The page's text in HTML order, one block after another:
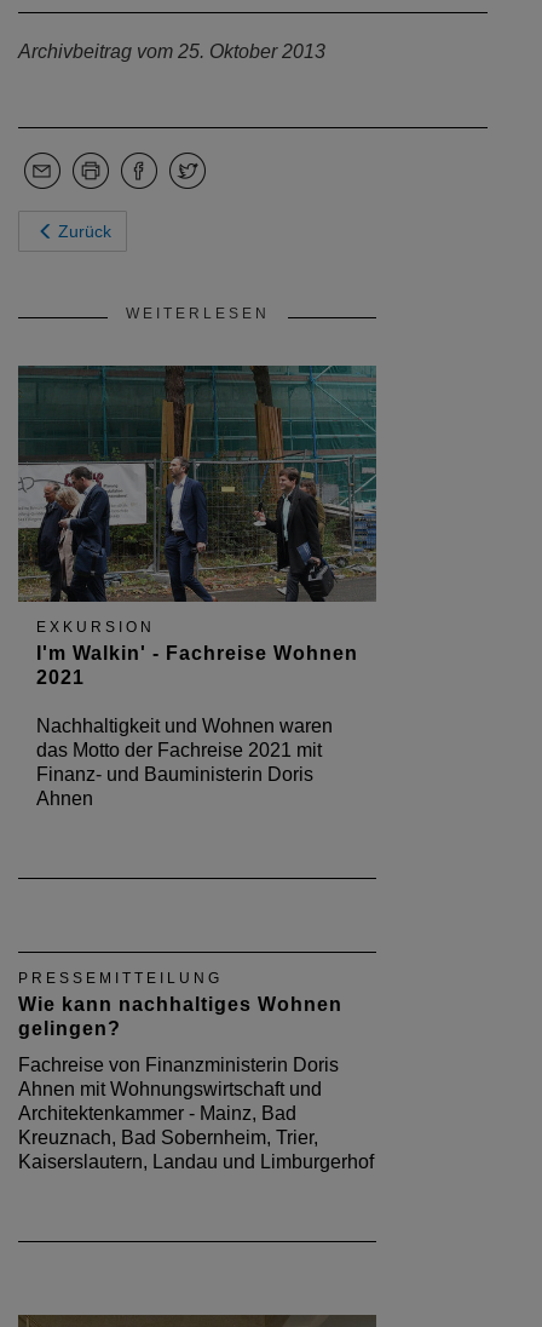
Archivbeitrag vom 25. Oktober 2013
Zurück
WEITERLESEN
EXKURSION
I'm Walkin' - Fachreise Wohnen
2021
Nachhaltigkeit und Wohnen waren
das Motto der Fachreise 2021 mit
Finanz- und Bauministerin Doris
Ahnen
PRESSEMITTEILUNG
Wie kann nachhaltiges Wohnen
gelingen?
Fachreise von Finanzministerin Doris
Ahnen mit Wohnungswirtschaft und
Architektenkammer - Mainz, Bad
Kreuznach, Bad Sobernheim, Trier,
Kaiserslautern, Landau und Limburgerhof